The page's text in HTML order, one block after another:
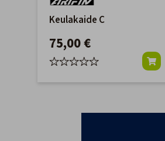
Keulakaide C
75,00 €